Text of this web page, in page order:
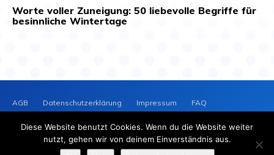
Worte voller Zuneigung: 50 liebevolle Begriffe für
besinnliche Wintertage
AGB Datenschutzerklärung Impressum
FAQ
PRESSEVERTEILERNEWS
Diese Website benutzt Cookies. Wenn du die Website weiter
nutzt, gehen wir von deinem Einverständnis aus.